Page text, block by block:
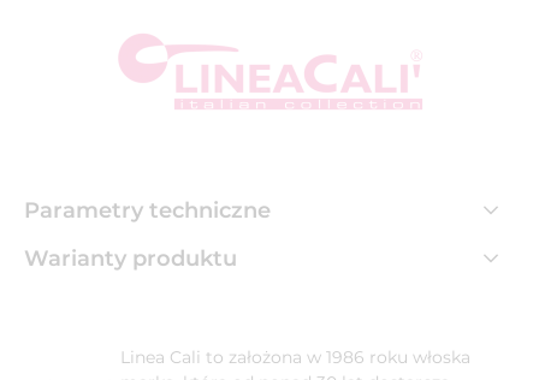
Parametry techniczne
Warianty produktu
Linea Cali to założona w 1986 roku włoska